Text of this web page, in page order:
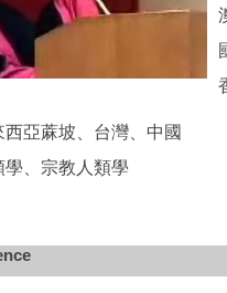
亞蔴坡、台灣、中國
、宗教人類學